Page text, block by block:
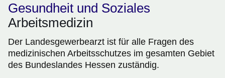
Gesundheit und Soziales
Arbeitsmedizin
Der Landesgewerbearzt ist für alle Fragen des
medizinischen Arbeitsschutzes im gesamten Gebiet
des Bundeslandes Hessen zuständig.